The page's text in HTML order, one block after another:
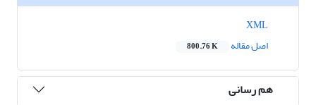
اصل مقاله
800.76 K
هم رسانی